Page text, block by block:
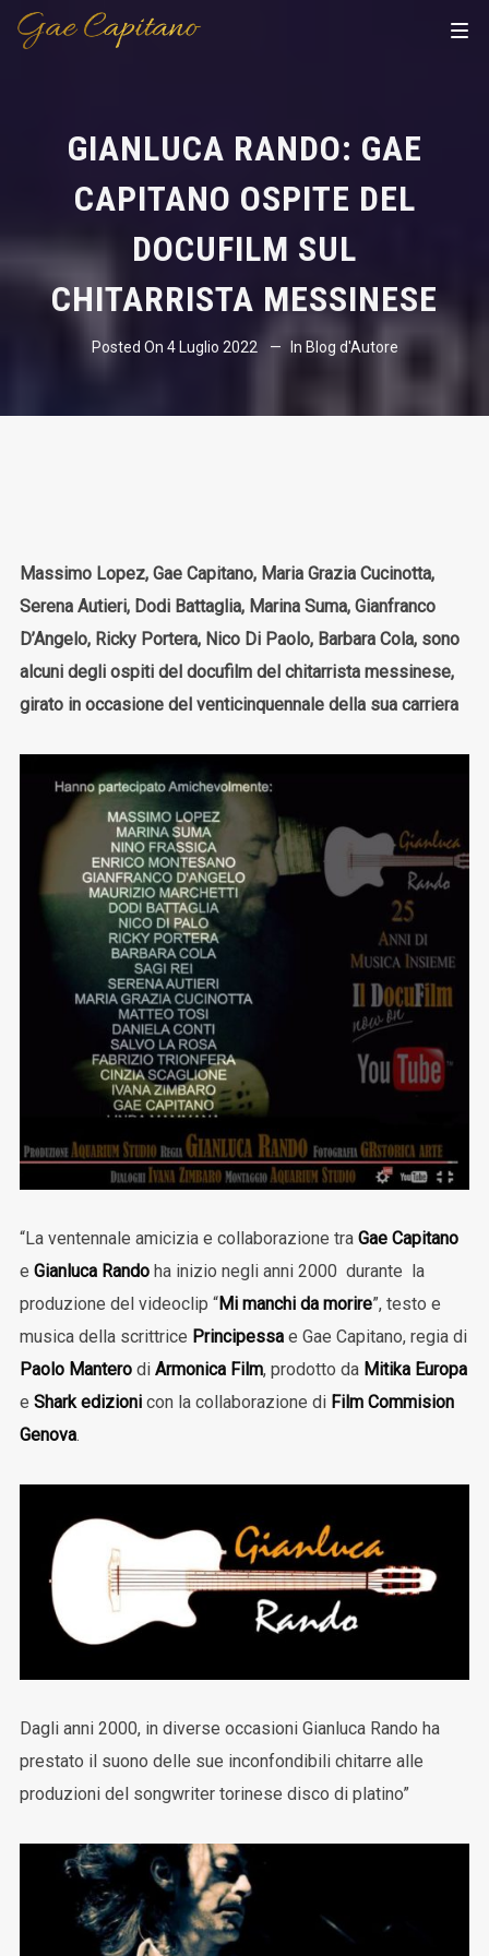
GIANLUCA RANDO: GAE
CAPITANO OSPITE DEL
DOCUFILM SUL
CHITARRISTA MESSINESE
Posted On 4 Luglio 2022 In Blog d'Autore
Massimo Lopez, Gae Capitano, Maria Grazia Cucinotta,
Serena Autieri, Dodi Battaglia, Marina Suma, Gianfranco
D’Angelo, Ricky Portera, Nico Di Paolo, Barbara Cola, sono
alcuni degli ospiti del docufilm del chitarrista messinese,
girato in occasione del venticinquennale della sua carriera
“La ventennale amicizia e collaborazione tra Gae Capitano
e Gianluca Randoha inizio negli anni 2000 durante la
produzione del videoclip “Mi manchi da morire”, testo e
musica della scrittrice Principessae Gae Capitano, regia di
Paolo Manterodi Armonica Film, prodotto da Mitika Europa
e Shark edizionicon la collaborazione di Film Commision
Genova.
Dagli anni 2000, in diverse occasioni Gianluca Rando ha
prestato il suono delle sue inconfondibili chitarre alle
produzioni del songwriter torinese disco di platino”